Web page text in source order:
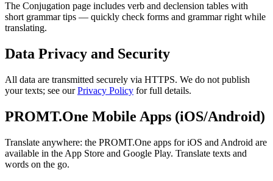
The Conjugation page includes verb and declension tables with
short grammar tips — quickly check forms and grammar right while
translating.
Data Privacy and Security
All data are transmitted securely via HTTPS. We do not publish
your texts; see ourPrivacy Policy for full details.
PROMT.One Mobile Apps (iOS/Android)
Translate anywhere: the PROMT.One apps for iOS and Android are
available in the App Store and Google Play. Translate texts and
words on the go.